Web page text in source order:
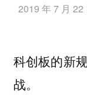
2019 年 7 月
科创板的新
战。